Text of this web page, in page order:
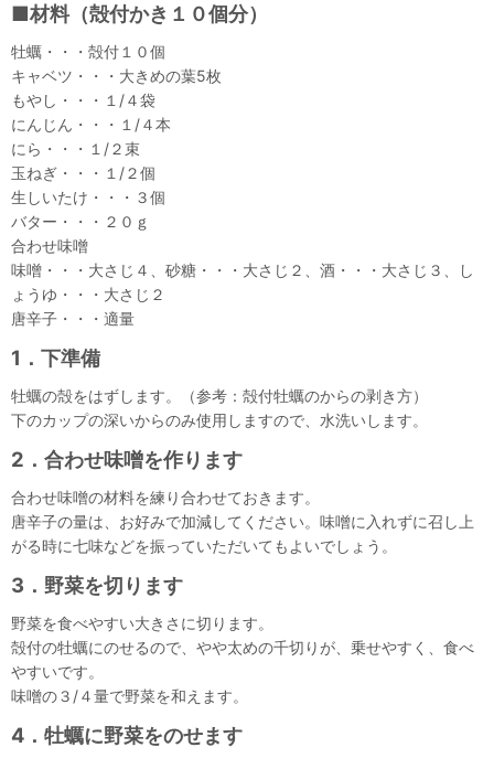
■材料（殻付かき１０個分）
牡蠣・・・殻付１０個
キャベツ・・・大きめの葉5枚
もやし・・・１/４袋
にんじん・・・１/４本
にら・・・１/２束
玉ねぎ・・・１/２個
生しいたけ・・・３個
バター・・・２０ｇ
合わせ味噌
味噌・・・大さじ４、砂糖・・・大さじ２、酒・・・大さじ３、し
ょうゆ・・・大さじ２
唐辛子・・・適量
1．下準備
牡蠣の殻をはずします。（参考：殻付牡蠣のからの剥き方）
下のカップの深いからのみ使用しますので、水洗いします。
2．合わせ味噌を作ります
合わせ味噌の材料を練り合わせておきます。
唐辛子の量は、お好みで加減してください。味噌に入れずに召し上
がる時に七味などを振っていただいてもよいでしょう。
3．野菜を切ります
野菜を食べやすい大きさに切ります。
殻付の牡蠣にのせるので、やや太めの千切りが、乗せやすく、食べ
やすいです。
味噌の３/４量で野菜を和えます。
4．牡蠣に野菜をのせます